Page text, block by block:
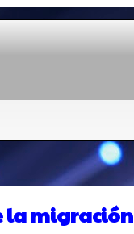
la migración